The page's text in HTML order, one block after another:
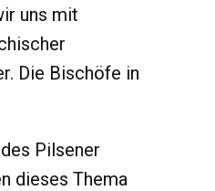
uns mit
Die Bischöfe in
Pilsener
dieses Thema